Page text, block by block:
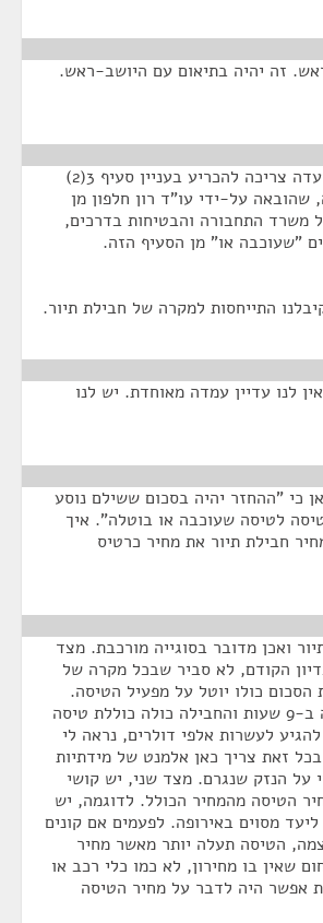
זה יהיה בתיאום עם היושב-ראש.
מכל מקום, כרגע הוועדה צריכה להכריע בעניין סעיף 3(2)
על-ידי עו"ד רון חלפון מן
התחבורה והבטיחות בדרכים,
"שעוכבה או" מן הסעיף הזה.
התייחסות למקרה של חבילת תיור.
לנו עדיין עמדה מאוחדת. יש לנו
כי "ההחזר יהיה בסכום ששילם נוסע
לטיסה שעוכבה או בוטלה". איך
חבילת תיור את מחיר כרטיס
ואכן מדובר בסוגייה מורכבת. מצד
הקודם, לא סביר שבכל מקרה של
הסכום כולו יוטל על מפעיל הטיסה.
למשל טיסה שעוכבה ב-9 שעות והחבילה כולה כוללת טיסה
להגיע לעשרות אלפי דולרים, נראה לי
זאת צריך כאן אלמנט של מידתיות
על הנזק שנגרם. מצד שני, יש קושי
הטיסה מהמחיר הכולל. לדוגמה, יש
600 דולר ליעד מסוים באירופה. לפעמים אם קונים
הטיסה תעלה יותר מאשר מחיר
שאין בו מחירון, לא כמו כלי רכב או
אפשר היה לדבר על מחיר הטיסה